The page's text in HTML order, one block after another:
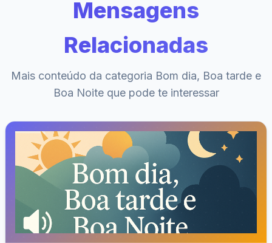
Mensagens
Relacionadas
Mais conteúdo da categoria Bom dia, Boa tarde e
Boa Noite que pode te interessar